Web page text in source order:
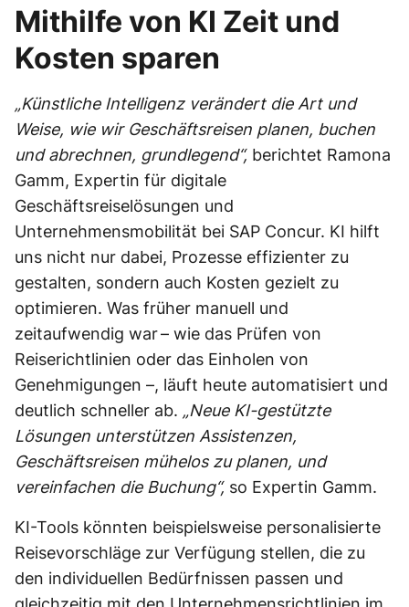
Mithilfe von KI Zeit und
Kosten sparen
„Künstliche Intelligenz verändert die Art und
Weise, wie wir Geschäftsreisen planen, buchen
und abrechnen, grundlegend“, berichtet Ramona
Gamm, Expertin für digitale
Geschäftsreiselösungen und
Unternehmensmobilität bei SAP Concur. KI hilft
uns nicht nur dabei, Prozesse effizienter zu
gestalten, sondern auch Kosten gezielt zu
optimieren. Was früher manuell und
zeitaufwendig war – wie das Prüfen von
Reiserichtlinien oder das Einholen von
Genehmigungen –, läuft heute automatisiert und
deutlich schneller ab. „Neue KI-gestützte
Lösungen unterstützen Assistenzen,
Geschäftsreisen mühelos zu planen, und
vereinfachen die Buchung“, so Expertin Gamm.
KI-Tools könnten beispielsweise personalisierte
Reisevorschläge zur Verfügung stellen, die zu
den individuellen Bedürfnissen passen und